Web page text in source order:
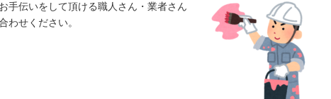
手伝いをして頂ける職人さん・業者さん
わせください。